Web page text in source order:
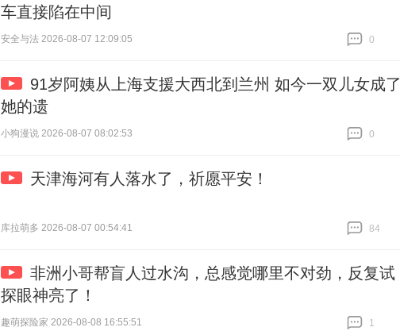
车直接陷在中间
安全与法 2026-08-07 12:09:05
0
91岁阿姨从上海支援大西北到兰州 如今一双儿女成了
她的遗
小狗漫说 2026-08-07 08:02:53
0
天津海河有人落水了，祈愿平安！
库拉萌多 2026-08-07 00:54:41
84
非洲小哥帮盲人过水沟，总感觉哪里不对劲，反复试
探眼神亮了！
趣萌探险家 2026-08-08 16:55:51 1